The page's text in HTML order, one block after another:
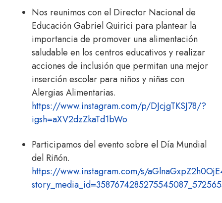
Nos reunimos con el Director Nacional de
Educación Gabriel Quirici para plantear la
importancia de promover una alimentación
saludable en los centros educativos y realizar
acciones de inclusión que permitan una mejor
inserción escolar para niños y niñas con
Alergias Alimentarias.
https://www.instagram.com/p/DJcjgTKSJ78/?
igsh=aXV2dzZkaTd1bWo
Participamos del evento sobre el Día Mundial
del Riñón.
https://www.instagram.com/s/